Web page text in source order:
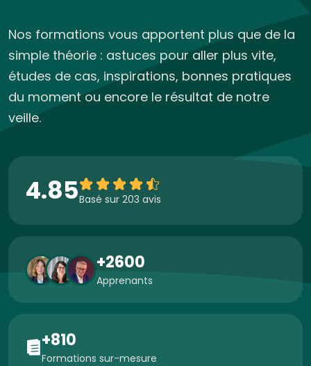
Nos formations vous apportent plus que de la
simple théorie : astuces pour aller plus vite,
études de cas, inspirations, bonnes pratiques
du moment ou encore le résultat de notre
veille.
4.85Basé sur 203 avis
+2600
Apprenants
+810
Formations sur-mesure